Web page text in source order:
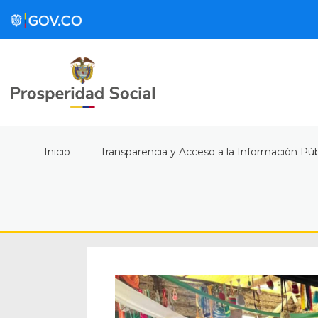
Inicio Transparencia y Acceso a la Información